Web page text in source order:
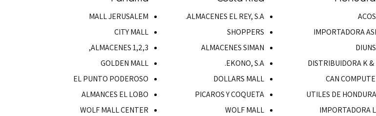
MALL JERUSALEM
CITY MALL
ALMACENES 1,2,3,
GOLDEN MALL
EL PUNTO PODEROSO
ALMANCES EL LOBO
WOLF MALL CENTER
ALMACENES EL REY, S.A.
SHOPPERS
ALMACENES SIMAN
EKONO, S.A.
DOLLARS MALL
PICAROS Y COQUETA
WOLF MALL
IMPORTADORA
DISTRIBUIDORA K &
CAN
UTILES DE
IMPORTADORA